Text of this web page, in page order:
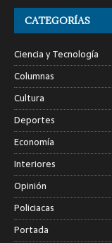
CATEGORÍAS
Ciencia y Tecnología
Columnas
Cultura
Deportes
Economía
Interiores
Opinión
Policiacas
Portada